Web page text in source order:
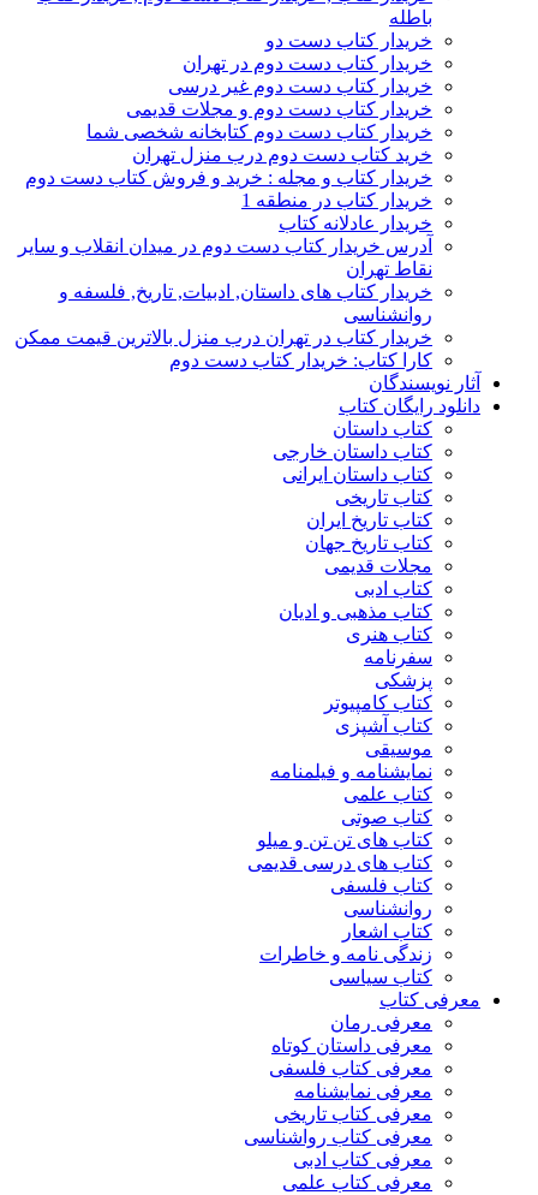
باطله
خریدار کتاب دست دو
خریدار کتاب دست دوم در تهران
خریدار کتاب دست دوم غیر درسی
خریدار کتاب دست دوم و مجلات قدیمی
خریدار کتاب دست دوم کتابخانه شخصی شما
خرید کتاب دست دوم درب منزل تهران
خریدار کتاب و مجله : خرید و فروش کتاب دست دوم
خریدار کتاب در منطقه 1
خریدار عادلانه کتاب
آدرس خریدار کتاب دست دوم در میدان انقلاب و سایر
نقاط تهران
خریدار کتاب های داستان, ادبیات, تاریخ, فلسفه و
روانشناسی
خریدار کتاب در تهران درب منزل بالاترین قیمت ممکن
کارا کتاب: خریدار کتاب دست دوم
آثار نویسندگان
دانلود رایگان کتاب
کتاب داستان
کتاب داستان خارجی
کتاب داستان ایرانی
کتاب تاریخی
کتاب تاریخ ایران
کتاب تاریخ جهان
مجلات قدیمی
کتاب ادبی
کتاب مذهبی و ادیان
کتاب هنری
سفرنامه
پزشکی
کتاب کامپیوتر
کتاب آشپزی
موسیقی
نمایشنامه و فیلمنامه
کتاب علمی
کتاب صوتی
کتاب های تن تن و میلو
کتاب های درسی قدیمی
کتاب فلسفی
روانشناسی
کتاب اشعار
زندگی نامه و خاطرات
کتاب سیاسی
معرفی کتاب
معرفی رمان
معرفی داستان کوتاه
معرفی کتاب فلسفی
معرفی نمایشنامه
معرفی کتاب تاریخی
معرفی کتاب رواشناسی
معرفی کتاب ادبی
معرفی کتاب علمی